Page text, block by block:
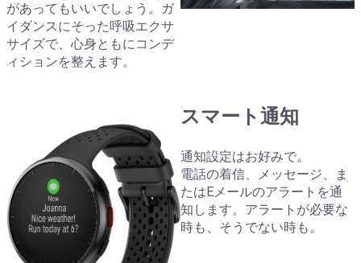
があってもいいでしょう。ガ
イダンスにそった呼吸エクサ
サイズで、心身ともにコンデ
ィションを整えます。
スマート通知
通知設定はお好みで。
電話の着信、メッセージ、ま
たはEメールのアラートを通
知します。アラートが必要な
時も、そうでない時も。